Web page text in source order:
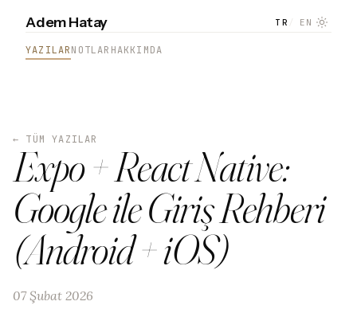
Adem Hatay TR EN
YAZILARNOTLAR HAKKIMDA
← TÜM YAZILAR
Expo + React Native:
Google ile Giriş Rehberi
(Android + iOS)
07 Şubat 2026